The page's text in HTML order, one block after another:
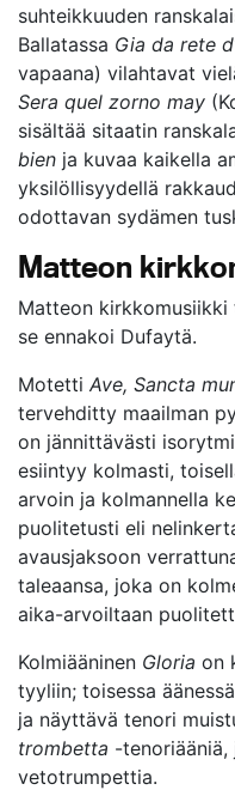
suhteikkuuden
Ballatassa Gia da rete
vapaana) vilahtavat
Sera quel zorno may
sisältää sitaatin
bien ja kuvaa kaikella
yksilöllisyydellä
odottavan sydämen
Matteon
Matteon kirkkomusiikki
se ennakoi Dufaytä.
Motetti Ave, Sancta
tervehditty maailman
on jännittävästi
esiintyy kolmasti,
arvoin ja kolmannella
puolitetusti eli
avausjaksoon
taleaansa, joka on
aika-arvoiltaan
Kolmiääninen Gloria on
tyyliin; toisessa
ja näyttävä tenori
trombetta -
vetotrumpettia.